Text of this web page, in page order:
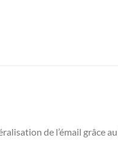
de l’émail grâce